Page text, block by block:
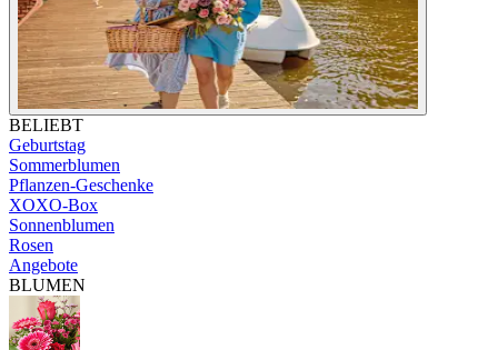
BELIEBT
Geburtstag
Sommerblumen
Pflanzen-Geschenke
XOXO-Box
Sonnenblumen
Rosen
Angebote
BLUMEN